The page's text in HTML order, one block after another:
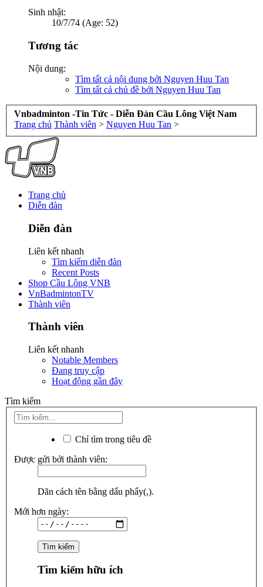
Sinh nhật:
10/7/74 (Age: 52)
Tương tác
Nội dung:
Tìm tất cả nội dung bởi Nguyen Huu Tan
Tìm tất cả chủ đề bởi Nguyen Huu Tan
Vnbadminton -Tin Tức - Diễn Đàn Cầu Lông Việt Nam
Trang chủ Thành viên > Nguyen Huu Tan >
Trang chủ
Diễn đàn
Diễn đàn
Liên kết nhanh
Tìm kiếm diễn đàn
Recent Posts
Shop Cầu Lông VNB
VnBadmintonTV
Thành viên
Thành viên
Liên kết nhanh
Notable Members
Đang truy cập
Hoạt động gần đây
Tìm kiếm
Chỉ tìm trong tiêu đề
Được gửi bởi thành viên:
Dãn cách tên bằng dấu phẩy(,).
Mới hơn ngày:
Tìm kiếm hữu ích